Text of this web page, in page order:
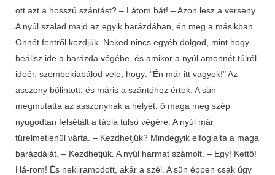
ott azt a hosszú szántást? – Látom hát! – Azon lesz a verseny.
A nyúl szalad majd az egyik barázdában, én meg a másikban.
Onnét fentről kezdjük. Neked nincs egyéb dolgod, mint hogy
beállsz ide a barázda végébe, és amikor a nyúl amonnét túlról
ideér, szembekiabálod vele, hogy: "Én már itt vagyok!" Az
asszony bólintott, és máris a szántóhoz értek. A sün
megmutatta az asszonynak a helyét, ő maga meg szép
nyugodtan felsétált a tábla túlsó végére. A nyúl már
türelmetlenül várta. – Kezdhetjük? Mindegyik elfoglalta a maga
barázdáját. – Kezdhetjük. A nyúl hármat számolt. – Egy! Kettő!
Há-rom! És nekiiramodott, akár a szél. A sün éppen csak úgy